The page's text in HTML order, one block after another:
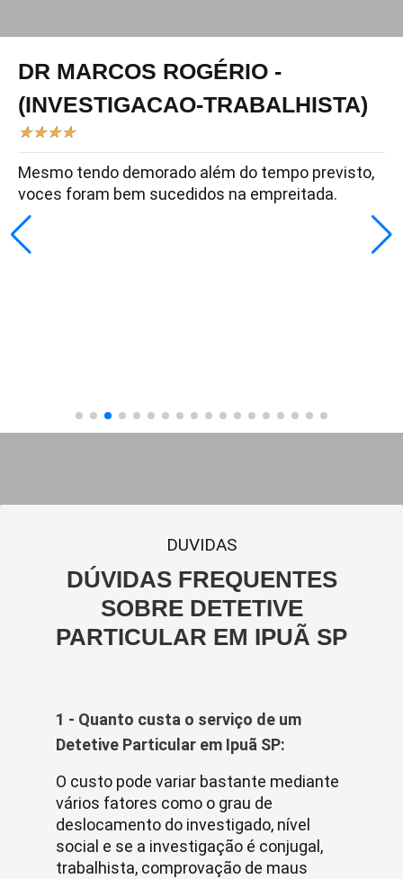
DR MARCOS ROGÉRIO -
(INVESTIGACAO-TRABALHISTA)
★★★★
Mesmo tendo demorado além do tempo previsto,
voces foram bem sucedidos na empreitada.
DUVIDAS
DÚVIDAS FREQUENTES
SOBRE DETETIVE
PARTICULAR EM IPUÃ SP
1 - Quanto custa o serviço de um
Detetive Particular em Ipuã SP:
O custo pode variar bastante mediante
vários fatores como o grau de
deslocamento do investigado, nível
social e se a investigação é conjugal,
trabalhista, comprovação de maus